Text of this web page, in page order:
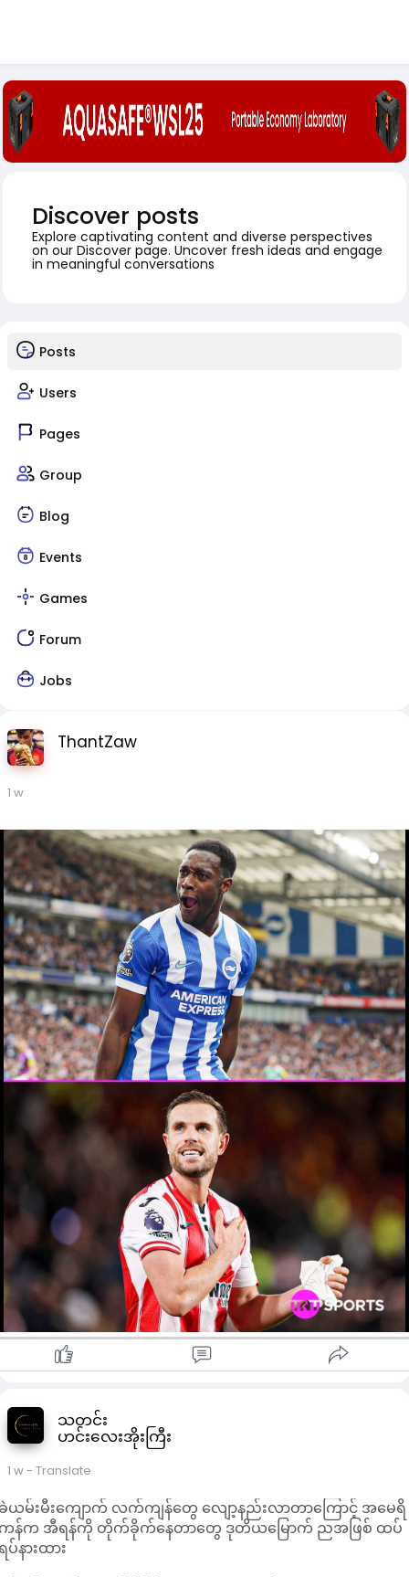
Discover posts
Explore captivating content and diverse perspectives
on our Discover page. Uncover fresh ideas and engage
in meaningful conversations
Posts
Users
Pages
Group
Blog
Events
Games
Forum
Jobs
ThantZaw
1 w
သတင်း
ဟင်းလေးအိုးကြီး
1 w- Translate
ယမ်းမီးကျောက် လက်ကျန်တွေ လျော့နည်းလာတာကြောင့် အမေရိ
န်က အီရန်ကို တိုက်ခိုက်နေတာတွေ ဒုတိယမြောက် ညအဖြစ် ထပ်
ပ်နားထား